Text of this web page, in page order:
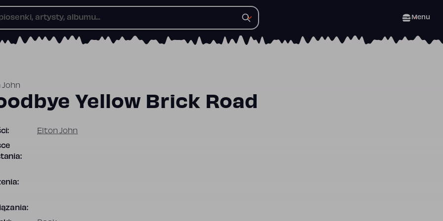
Menu
John
Yellow Brick Road
Elton John